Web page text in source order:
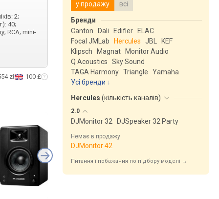
2;
40;
RCA; mini-
zł 100 £
у продажу всі
Бренди
Canton
Dali Edifier
ELAC
Focal JMLab
Hercules JBL
KEF
Klipsch
Magnat
Monitor Audio
Q Acoustics
Sky Sound
TAGA Harmony Triangle
Yamaha
Усі бренди
Hercules (кількість каналів)
2.0
DJMonitor 32 DJSpeaker 32 Party
Немає в продажу
DJMonitor 42
Питання і побажання по підбору моделі →